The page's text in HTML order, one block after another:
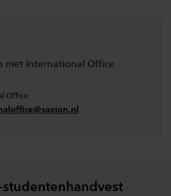
met International Office.
Office
studentenhandvest